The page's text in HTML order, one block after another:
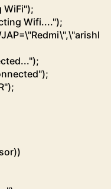
WiFi");
Wifi....");
);
);
);
))